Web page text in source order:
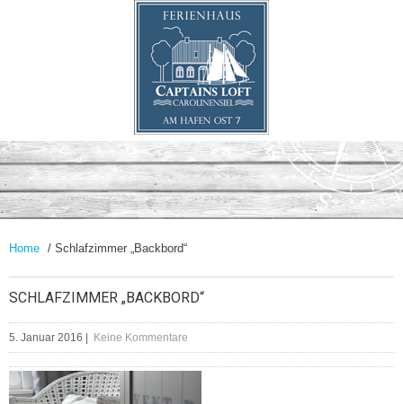
Home / Schlafzimmer „Backbord“
SCHLAFZIMMER „BACKBORD“
5. Januar 2016 Keine Kommentare